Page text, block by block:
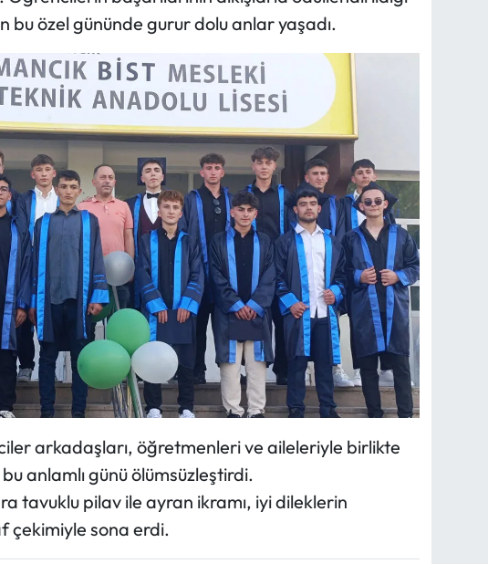
bu özel gününde gurur dolu anlar yaşadı.
arkadaşları, öğretmenleri ve aileleriyle birlikte
anlamlı günü ölümsüzleştirdi.
tavuklu pilav ile ayran ikramı, iyi dileklerin
çekimiyle sona erdi.